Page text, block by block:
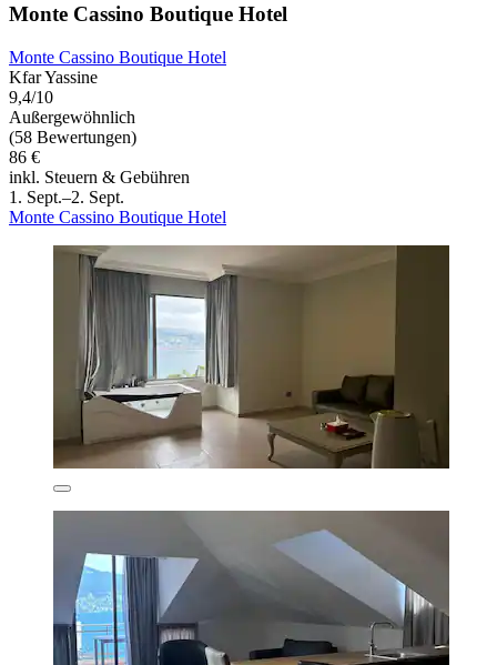
Monte Cassino Boutique Hotel
Monte Cassino Boutique Hotel
Kfar Yassine
9,4/10
Außergewöhnlich
(58 Bewertungen)
86 €
inkl. Steuern & Gebühren
1. Sept.–2. Sept.
Monte Cassino Boutique Hotel